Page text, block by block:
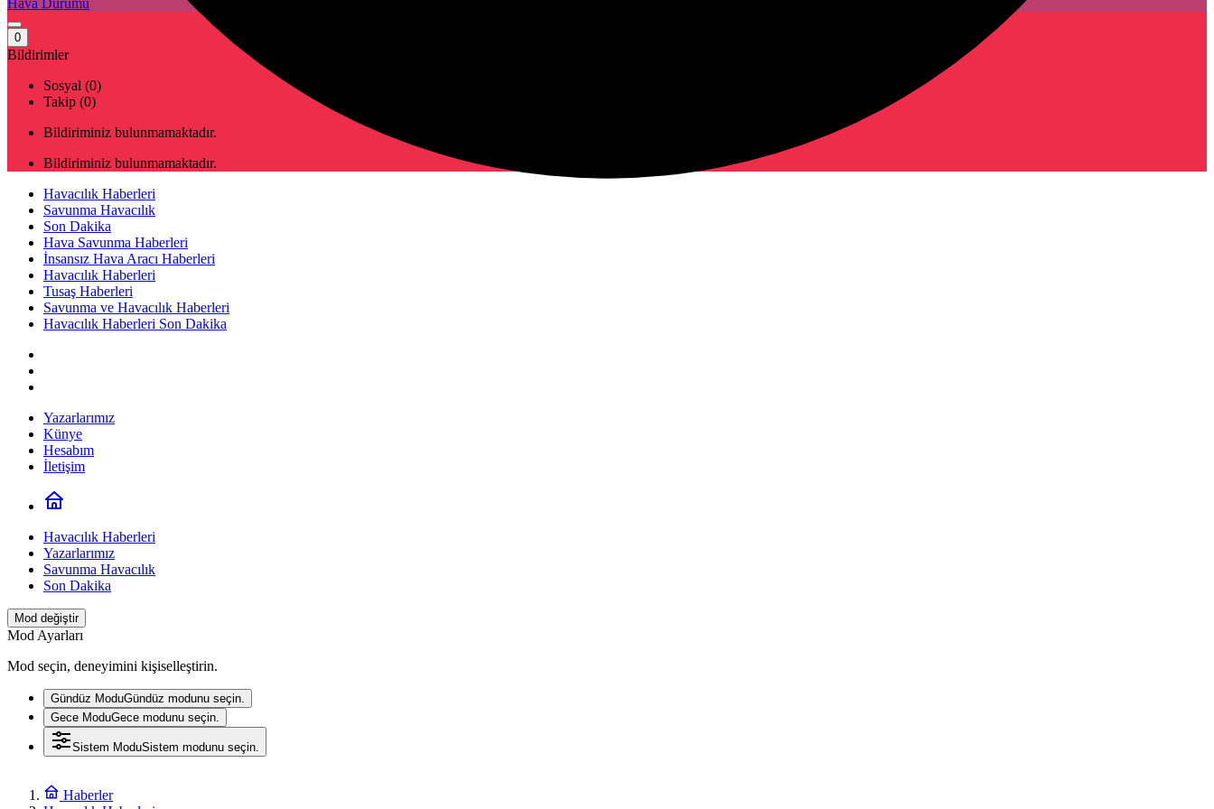
Hava Durumu
0
Bildirimler
Sosyal (0)
Takip (0)
Bildiriminiz bulunmamaktadır.
Bildiriminiz bulunmamaktadır.
Havacılık Haberleri
Savunma Havacılık
Son Dakika
Hava Savunma Haberleri
İnsansız Hava Aracı Haberleri
Havacılık Haberleri
Tusaş Haberleri
Savunma ve Havacılık Haberleri
Havacılık Haberleri Son Dakika
Yazarlarımız
Künye
Hesabım
İletişim
Havacılık Haberleri
Yazarlarımız
Savunma Havacılık
Son Dakika
Mod değiştir
Mod Ayarları
Mod seçin, deneyimini kişiselleştirin.
Gündüz ModuGündüz modunu seçin.
Gece ModuGece modunu seçin.
Sistem ModuSistem modunu seçin.
Haberler